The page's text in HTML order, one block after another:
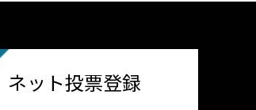
ネット投票登録